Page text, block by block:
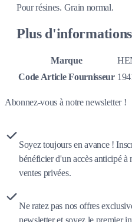
Pour résines. Grain normal.
Plus d'informations
Marque
Code Article Fournisseur
Abonnez-vous à notre newsletter !
Soyez toujours en avance !
bénéficier d'un accès anticipé
ventes privées.
Ne ratez pas nos offres